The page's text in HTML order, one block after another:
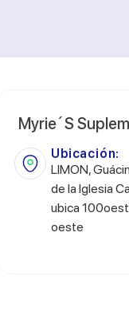
Myrie´S
Ubicación:
LIMON,
de la Iglesia
ubica
oeste